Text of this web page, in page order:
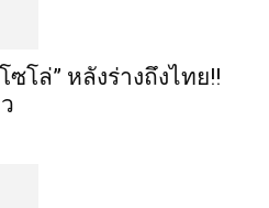
โล่” หลังร่างถึงไทย!!